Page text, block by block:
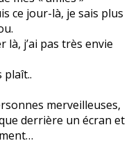
ce jour-là, je sais plus
là, j’ai pas très envie
plaît..
merveilleuses,
derrière un écran et